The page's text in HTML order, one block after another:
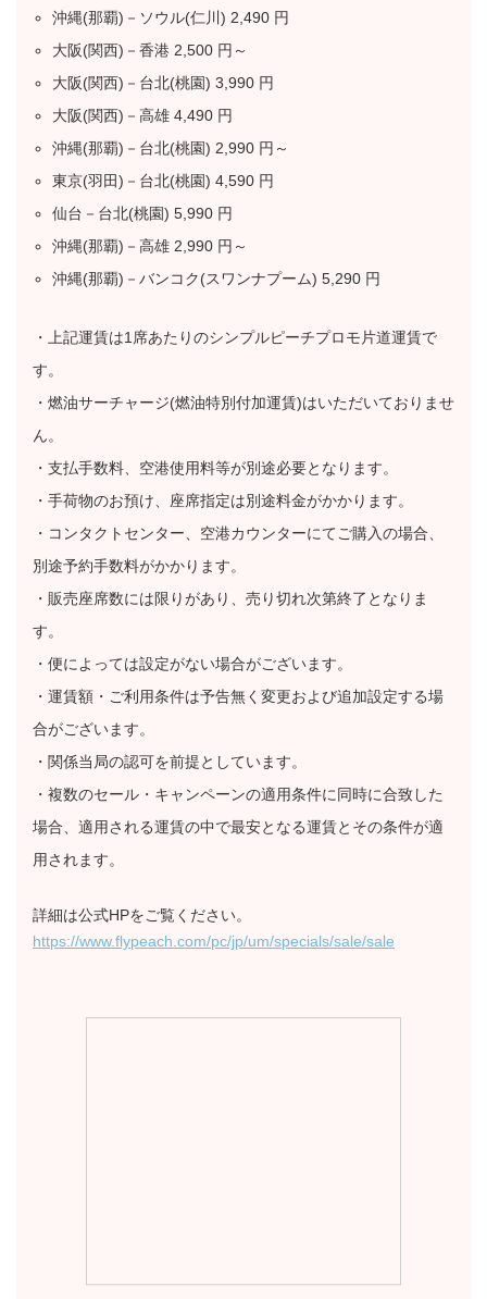
沖縄(那覇)－ソウル(仁川) 2,490 円
大阪(関西)－香港 2,500 円～
大阪(関西)－台北(桃園) 3,990 円
大阪(関西)－高雄 4,490 円
沖縄(那覇)－台北(桃園) 2,990 円～
東京(羽田)－台北(桃園) 4,590 円
仙台－台北(桃園) 5,990 円
沖縄(那覇)－高雄 2,990 円～
沖縄(那覇)－バンコク(スワンナプーム) 5,290 円
・上記運賃は1席あたりのシンプルピーチプロモ片道運賃で
す。
・燃油サーチャージ(燃油特別付加運賃)はいただいておりませ
ん。
・支払手数料、空港使用料等が別途必要となります。
・手荷物のお預け、座席指定は別途料金がかかります。
・コンタクトセンター、空港カウンターにてご購入の場合、
別途予約手数料がかかります。
・販売座席数には限りがあり、売り切れ次第終了となりま
す。
・便によっては設定がない場合がございます。
・運賃額・ご利用条件は予告無く変更および追加設定する場
合がございます。
・関係当局の認可を前提としています。
・複数のセール・キャンペーンの適用条件に同時に合致した
場合、適用される運賃の中で最安となる運賃とその条件が適
用されます。
詳細は公式HPをご覧ください。
https://www.flypeach.com/pc/jp/um/specials/sale/sale